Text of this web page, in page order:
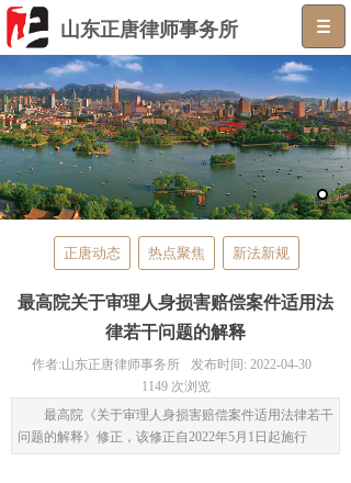
给我一份信任还您一个公正
正唐动态 热点聚焦 新法新规
最高院关于审理人身损害赔偿案件适用法
律若干问题的解释
作者:山东正唐律师事务所 发布时间: 2022-04-30
1149 次浏览
最高院《关于审理人身损害赔偿案件适用法律若干
问题的解释》修正，该修正自2022年5月1日起施行
山东正唐律师事务所